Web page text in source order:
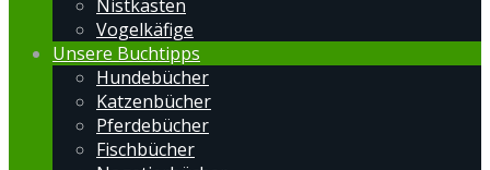
Nistkästen
Vogelkäfige
Unsere Buchtipps
Hundebücher
Katzenbücher
Pferdebücher
Fischbücher